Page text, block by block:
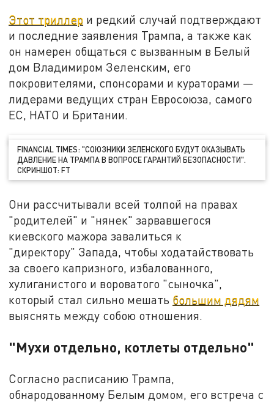
Этот триллер и редкий случай подтверждают
и последние заявления Трампа, а также как
он намерен общаться с вызванным в Белый
дом Владимиром Зеленским, его
покровителями, спонсорами и кураторами —
лидерами ведущих стран Евросоюза, самого
ЕС, НАТО и Британии.
FINANCIAL TIMES: "СОЮЗНИКИ ЗЕЛЕНСКОГО БУДУТ ОКАЗЫВАТЬ
ДАВЛЕНИЕ НА ТРАМПА В ВОПРОСЕ ГАРАНТИЙ БЕЗОПАСНОСТИ".
СКРИНШОТ: FT
Они рассчитывали всей толпой на правах
"родителей" и "нянек" зарвавшегося
киевского мажора завалиться к
"директору" Запада, чтобы ходатайствовать
за своего капризного, избалованного,
хулиганистого и вороватого "сыночка",
который стал сильно мешать большим дядям
выяснять между собою отношения.
"Мухи отдельно, котлеты отдельно"
Согласно расписанию Трампа,
обнародованному Белым домом, его встреча с